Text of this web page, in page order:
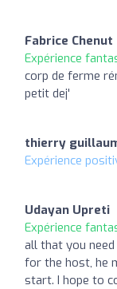
Fabrice Chenut
Expérience
corp de ferme
petit dej'
thierry
Expérience
Udayan Upreti
Expérience
all that you
for the host, he
start. I hope to